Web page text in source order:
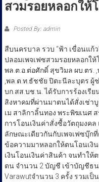
สวมรอยหลอกให้
Posted By: admin
สืบนครบาล รวบ “ฟ้า เขื่อนแ
ปลอมเพจเฟซสวมรอยหลอกใ
พล.ต.อ.ต่อศักดิ์ สุขวิมล ผบ.ตร.
,พล.ต.ท.ธัชชัย ปิตะนีละบุตร ผู้
บก.สส.บช.น. ได้รับการร้องเรี
สิงหาคมที่ผ่านมาตนได้สั่งเช่า
เม สาลิกาลิ้นทอง พระพิฆเนศ
การโอนเงินค่าสั่งซื้อวัตถุมงค
ลักษณะเดียวกันกับเพจเฟซบุ๊ก
ข้อความมาหลอกให้ตนโอนเงิ
เงินโอนเงินค่าสินค้า จนทำใ
ตน จำนวน 2 บัญชี เข้าบัญชีธ
Varawutจำนวน 3 ครั้ง รวมเป็